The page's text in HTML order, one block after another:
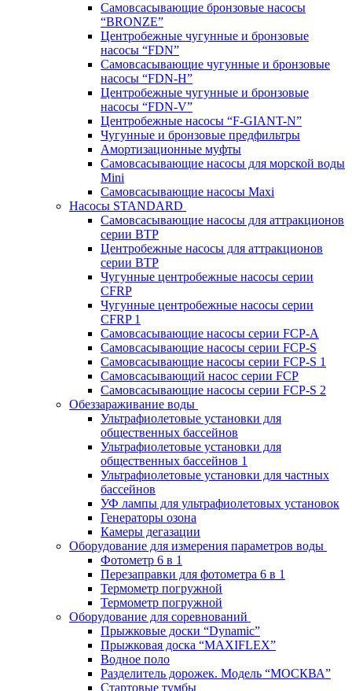
Самовсасывающие бронзовые насосы
“BRONZE”
Центробежные чугунные и бронзовые
насосы “FDN”
Самовсасывающие чугунные и бронзовые
насосы “FDN-Н”
Центробежные чугунные и бронзовые
насосы “FDN-V”
Центробежные насосы “F-GIANT-N”
Чугунные и бронзовые предфильтры
Амортизационные муфты
Самовсасывающие насосы для морской воды
Mini
Самовсасывающие насосы Maxi
Насосы STANDARD
Самовсасывающие насосы для аттракционов
серии BTP
Центробежные насосы для аттракционов
серии BTP
Чугунные центробежные насосы серии
CFRP
Чугунные центробежные насосы серии
CFRP 1
Самовсасывающие насосы серии FCP-A
Самовсасывающие насосы серии FCP-S
Самовсасывающие насосы серии FCP-S 1
Самовсасывающий насос серии FCP
Самовсасывающие насосы серии FCP-S 2
Обеззараживание воды
Ультрафиолетовые установки для
общественных бассейнов
Ультрафиолетовые установки для
общественных бассейнов 1
Ультрафиолетовые установки для частных
бассейнов
УФ лампы для ультрафиолетовых установок
Генераторы озона
Камеры дегазации
Оборудование для измерения параметров воды
Фотометр 6 в 1
Перезаправки для фотометра 6 в 1
Термометр погружной
Термометр погружной
Оборудование для соревнований
Прыжковые доски “Dynamic”
Прыжковая доска “MAXIFLEX”
Водное поло
Разделитель дорожек. Модель “МОСКВА”
Стартовые тумбы